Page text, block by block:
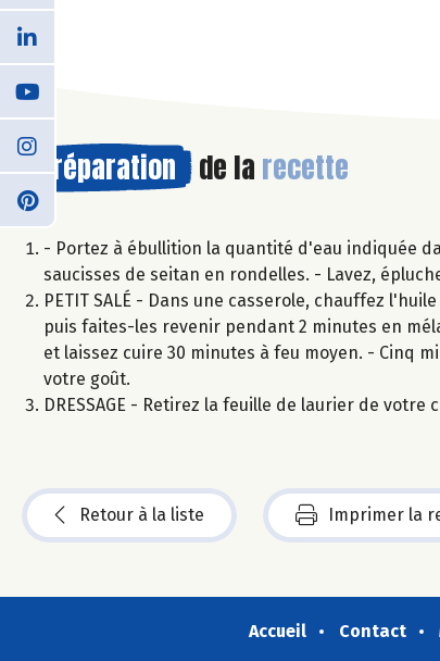
Préparation de la recette
- Portez à ébullition la quantité d'eau indiquée
saucisses de seitan en rondelles. - Lavez,
PETIT SALÉ - Dans une casserole, chauffez
puis faites-les revenir pendant 2 minutes en
et laissez cuire 30 minutes à feu moyen. - Cinq
votre goût.
DRESSAGE - Retirez la feuille de laurier de
Retour à la liste Imprimer la
Accueil Contact